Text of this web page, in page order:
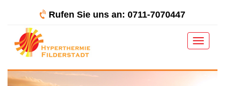
Rufen Sie uns an: 0711-7070447
Toggle